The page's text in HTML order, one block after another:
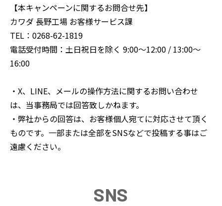
【本キャンペーンに関するお問合せ先】
カワダ 長野工場 お客様サービス課
TEL：0268-62-1819
電話受付時間：土日祝日を除く 9:00～12:00 / 13:00～
16:00
・X、LINE、メールの操作方法に関するお問い合わせ
は、当事務局では回答致しかねます。
・弊社からの回答は、お客様個人宛てに対応させて頂く
ものです。一部または全部をSNSなどで投稿する事はご
遠慮ください。
SNS